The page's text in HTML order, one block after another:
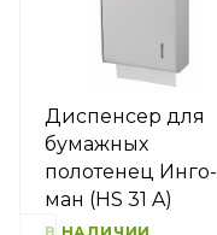
Диспенсер для
бумажных
полотенец Инго-
ман (HS 31 A)